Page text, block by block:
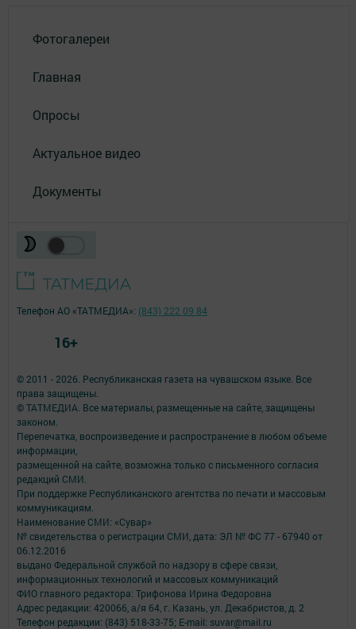
Фотогалереи
Главная
Опросы
Актуальное видео
Документы
© 2011 - 2026. Республиканская газета на чувашском языке. Все
права защищены.
© ТАТМЕДИА. Все материалы, размещенные на сайте, защищены
законом.
Перепечатка, воспроизведение и распространение в любом объеме
информации,
размещенной на сайте, возможна только с письменного согласия
редакций СМИ.
При поддержке Республиканского агентства по печати и массовым
коммуникациям.
Наименование СМИ: «Сувар»
№ свидетельства о регистрации СМИ, дата: ЭЛ № ФС 77 - 67940 от
06.12.2016
выдано Федеральной службой по надзору в сфере связи,
информационных технологий и массовых коммуникаций
ФИО главного редактора: Трифонова Ирина Федоровна
Адрес редакции: 420066, а/я 64, г. Казань, ул. Декабристов, д. 2
Телефон редакции: (843) 518-33-75; E-mail: suvar@mail.ru
Телефон АО «ТАТМЕДИА»: (843) 222 09 84
16+